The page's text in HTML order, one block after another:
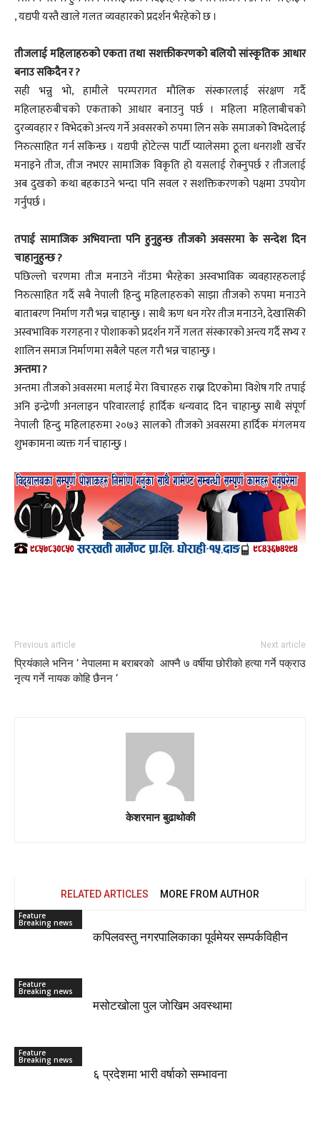
, यद्यपी यस्तै खाले गलत व्यवहारको प्रदर्शन भैरहेको छ ।
तीजलाई महिलाहरुको एकता तथा सशक्तीकरणको बलियोे सांस्कृतिक आधार
बनाउ सकिदैन र ?
सही भन्नु भो, हामीले परम्परागत मौलिक संस्कारलाई संरक्षण गर्दै
महिलाहरुबीचको एकताको आधार बनाउनु पर्छ । महिला महिलाबीचको
दुरव्यवहार र विभेदको अन्त्य गर्ने अवसरको रुपमा लिन सके समाजको विभदेलाई
निरुत्साहित गर्न सकिन्छ । यद्यपी होटेल्स पार्टी प्यालेसमा ठूला धनराशी खर्चेर
मनाइने तीज, तीज नभएर सामाजिक विकृति हो यसलाई रोक्नुपर्छ र तीजलाई
अब दुखको कथा बहकाउने भन्दा पनि सवल र सशक्तिकरणको पक्षमा उपयोग
गर्नुपर्छ ।
तपाई सामाजिक अभियान्ता पनि हुनुहुन्छ तीजको अवसरमा के सन्देश दिन
चाहानुहुन्छ ?
पछिल्लो चरणमा तीज मनाउने नाँउमा भैरहेका अस्वभाविक व्यवहारहरुलाई
निरुत्साहित गर्दै सबै नेपाली हिन्दु महिलाहरुको साझा तीजको रुपमा मनाउने
बाताबरण निर्माण गरौ भन्न चाहान्छु । साथै ऋण धन गरेर तीज मनाउने, देखासिकी
अस्वभाविक गरगहना र पोशाकको प्रदर्शन गर्ने गलत संस्कारको अन्त्य गर्दै सभ्य र
शालिन समाज निर्माणमा सबैले पहल गरौ भन्न चाहान्छु ।
अन्तमा ?
अन्तमा तीजको अवसरमा मलाई मेरा विचारहरु राख्न दिएकोमा विशेष गरि तपाई
अनि इन्द्रेणी अनलाइन परिवारलाई हार्दिक धन्यवाद दिन चाहान्छु साथै संपूर्ण
नेपाली हिन्दु महिलाहरुमा २०७३ सालको तीजको अवसरमा हार्दिक मंगलमय
शुभकामना व्यक्त गर्न चाहान्छु ।
Previous article
प्रियंकाले भनिन ‘ नेपालमा म बराबरको
नृत्य गर्ने नायक कोहि छैनन ‘
Next article
आफ्नै ७ वर्षीया छोरीको हत्या गर्ने पक्राउ
केशरमान बुढाथोकी
RELATED ARTICLES MORE FROM AUTHOR
Feature
Breaking news
कपिलवस्तु नगरपालिकाका पूर्वमेयर सम्पर्कविहीन
Feature
Breaking news
मसोटखोला पुल जोखिम अवस्थामा
Feature
Breaking news
६ प्रदेशमा भारी वर्षाको सम्भावना